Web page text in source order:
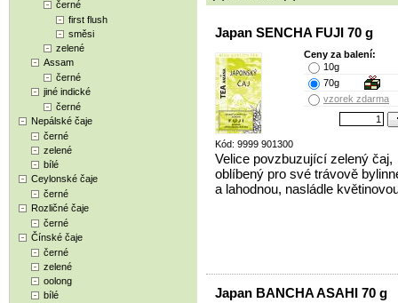
černé
first flush
směsi
zelené
Assam
černé
jiné indické
černé
Nepálské čaje
černé
zelené
bílé
Ceylonské čaje
černé
Rozličné čaje
černé
Čínské čaje
černé
zelené
oolong
bílé
Japan SENCHA FUJI 70 g
Kód: 9999 901300
Ceny za balení:
10g
70g
vzorek zdarma
Velice povzbuzující zelený čaj,
oblíbený pro své trávově
a lahodnou, nasládle
Japan BANCHA ASAHI 70 g